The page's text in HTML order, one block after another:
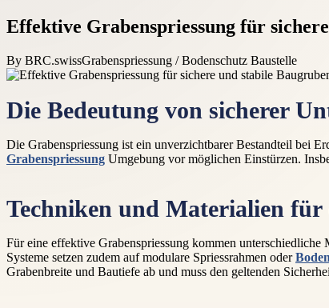
Effektive Grabenspriessung für
By BRC.swissGrabenspriessung / Bodenschutz Baustelle
Die Bedeutung von sicherer
Die Grabenspriessung ist ein unverzichtbarer Bestandteil bei
Grabenspriessung Umgebung vor möglichen Einstürzen.
Techniken und Materialien für
Für eine effektive Grabenspriessung kommen
Systeme setzen zudem auf modulare Spriessrahmen oder
Grabenbreite und Bautiefe ab und muss den geltenden